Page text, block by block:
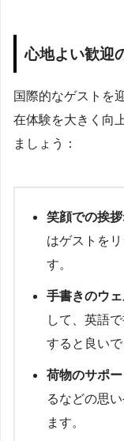
心地よい歓迎
国際的なゲストを
在体験を大きく向
ましょう：
笑顔での挨
はゲストを
す。
手書きのウ
して、英語
すると良いで
荷物のサポ
るなどの思
ます。